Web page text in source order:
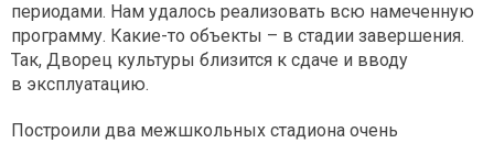
периодами. Нам удалось реализовать всю намеченную
программу. Какие-то объекты – в стадии завершения.
Так, Дворец культуры близится к сдаче и вводу
в эксплуатацию.
Построили два межшкольных стадиона очень